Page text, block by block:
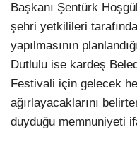
Başkanı Şentürk
şehri yetkilileri
yapılmasının
Dutlulu ise kardeş
Festivali için gelecek
ağırlayacaklarını
duyduğu memnuniyeti